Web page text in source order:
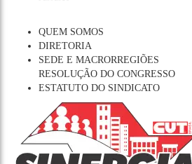
QUEM SOMOS
DIRETORIA
SEDE E MACRORREGIÕES
RESOLUÇÃO DO CONGRESSO
ESTATUTO DO SINDICATO